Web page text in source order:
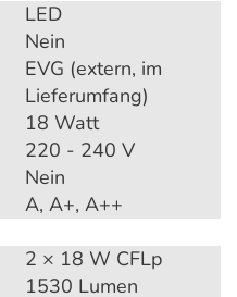
LED
Nein
EVG (extern, im
Lieferumfang)
18 Watt
220 - 240 V
Nein
A, A+, A++
2 × 18 W CFLp
1530 Lumen